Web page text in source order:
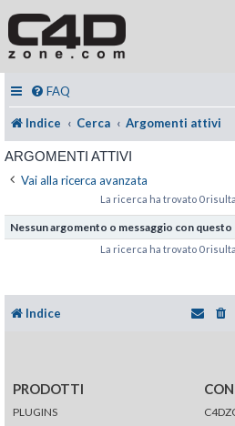
FAQ
Indice Cerca Argomenti attivi
ARGOMENTI ATTIVI
Vai alla ricerca avanzata
La ricerca ha trovato 0
Nessun argomento o messaggio con
La ricerca ha trovato 0
Indice
PRODOTTI
PLUGINS